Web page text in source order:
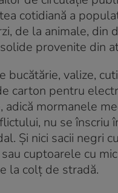
cotidiană a
de la animale, din
provenite din
bucătărie, valize,
carton pentru
adică mormanele
nu se înscriu
Și nici sacii negri
cuptoarele cu
la colț de stradă.